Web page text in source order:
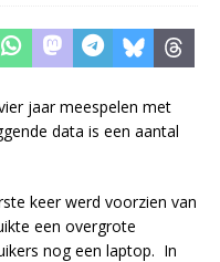
jaar meespelen met
data is een aantal
keer werd voorzien van
een overgrote
nog een laptop. In